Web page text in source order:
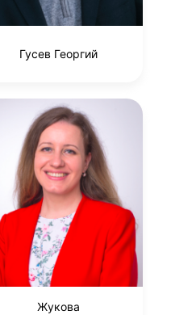
Гусев Георгий
Жукова